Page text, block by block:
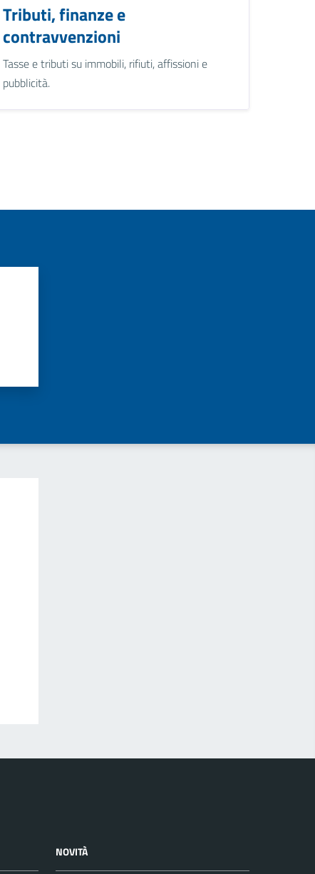
Tributi, finanze e
contravvenzioni
Tasse e tributi su immobili, rifiuti, affissioni e
pubblicità.
NOVITÀ